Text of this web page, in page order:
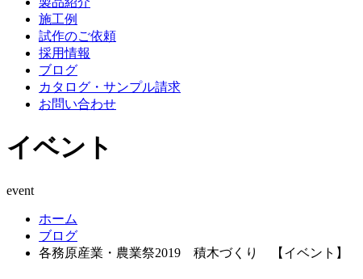
施工例
試作のご依頼
採用情報
ブログ
カタログ・サンプル請求
お問い合わせ
イベント
event
ホーム
ブログ
各務原産業・農業祭2019 積木づくり 【イベント】